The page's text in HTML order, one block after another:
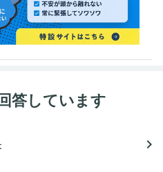
答しています
navigate_next